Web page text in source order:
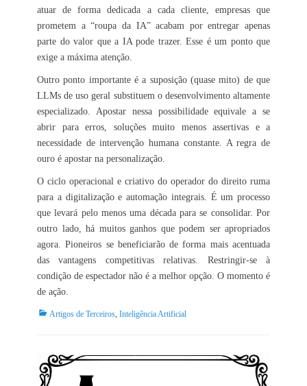
atuar de forma dedicada a cada cliente, empresas que
prometem a “roupa da IA” acabam por entregar apenas
parte do valor que a IA pode trazer. Esse é um ponto que
exige a máxima atenção.
Outro ponto importante é a suposição (quase mito) de que
LLMs de uso geral substituem o desenvolvimento altamente
especializado. Apostar nessa possibilidade equivale a se
abrir para erros, soluções muito menos assertivas e a
necessidade de intervenção humana constante. A regra de
ouro é apostar na personalização.
O ciclo operacional e criativo do operador do direito ruma
para a digitalização e automação integrais. É um processo
que levará pelo menos uma década para se consolidar. Por
outro lado, há muitos ganhos que podem ser apropriados
agora. Pioneiros se beneficiarão de forma mais acentuada
das vantagens competitivas relativas. Restringir-se à
condição de espectador não é a melhor opção. O momento é
de ação.
Categorias:
Artigos de Terceiros, Inteligência Artificial